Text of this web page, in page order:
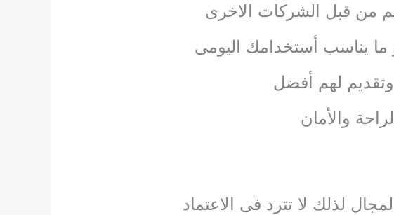
من قبل الشركات الاخرى
ما يناسب أستخدامك اليومى
وتقديم لهم أفضل
والأمان
لذلك لا تترد فى الاعتماد